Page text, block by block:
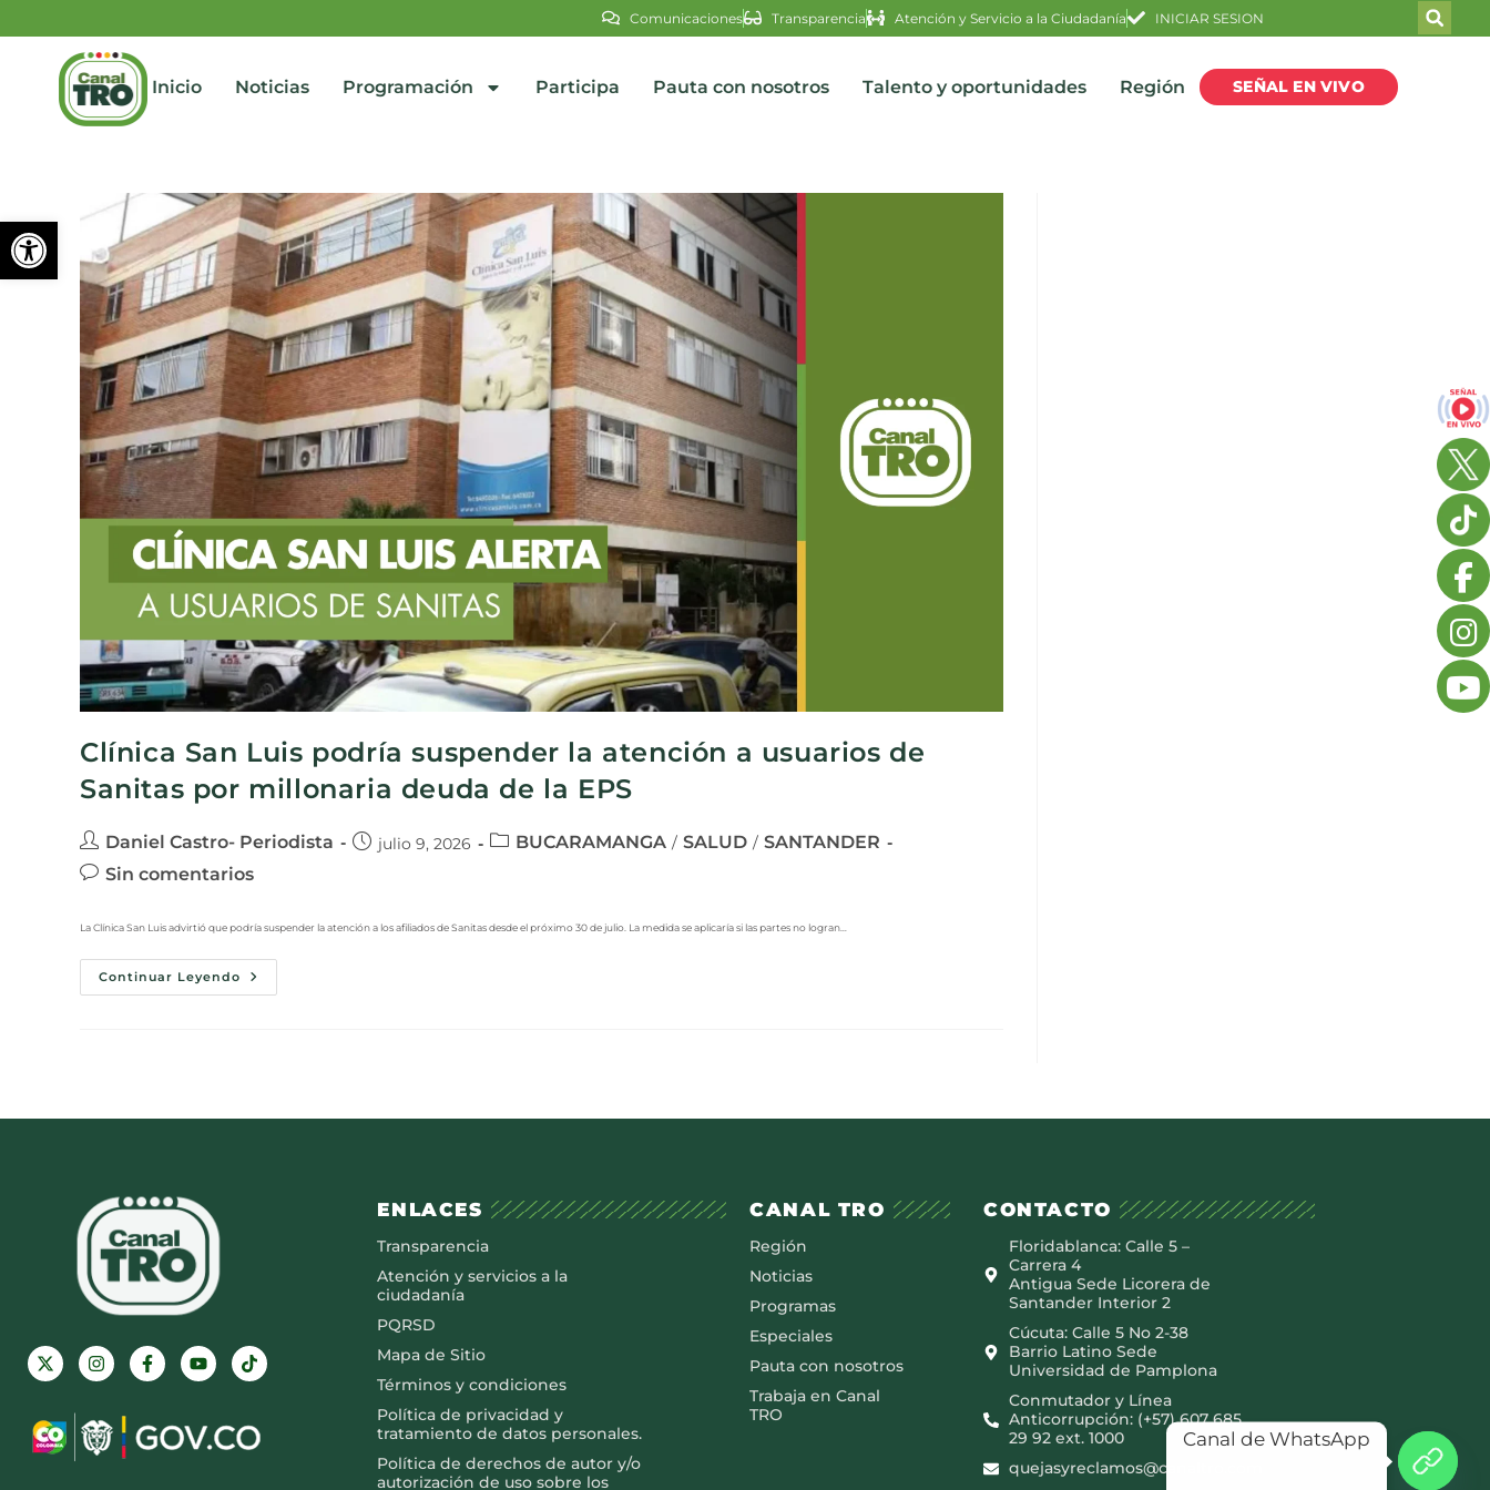
Abrir barra de herramientas
Comunicaciones Transparencia Atención y Servicio a la Ciudadanía INICIAR SESION
Inicio Noticias Programación Participa Pauta con nosotros Talento y oportunidades Región SEÑAL EN VIVO
Clínica San Luis podría suspender la atención a usuarios de
Sanitas por millonaria deuda de la EPS
Daniel Castro- Periodista julio 9, 2026 BUCARAMANGA / SALUD / SANTANDER
Sin comentarios
La Clínica San Luis advirtió que podría suspender la atención a los afiliados de Sanitas desde el próximo 30 de julio. La medida se aplicaría si las partes no logran…
Continuar Leyendo
ENLACES
Transparencia
Atención y servicios a la
ciudadanía
PQRSD
Mapa de Sitio
Términos y condiciones
Política de privacidad y
tratamiento de datos personales.
Política de derechos de autor y/o
autorización de uso sobre los
CANAL TRO
Región
Noticias
Programas
Especiales
Pauta con nosotros
Trabaja en Canal
TRO
CONTACTO
Floridablanca: Calle 5 –
Carrera 4
Antigua Sede Licorera de
Santander Interior 2
Cúcuta: Calle 5 No 2-38
Barrio Latino Sede
Universidad de Pamplona
Conmutador y Línea
Anticorrupción: (+57) 607 685
29 92 ext. 1000
quejasyreclamos@canaltro.com
Canal de WhatsApp